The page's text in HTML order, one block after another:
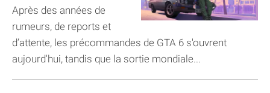
Après des années de
rumeurs, de reports et
d’attente, les précommandes de GTA 6 s'ouvrent
aujourd'hui, tandis que la sortie mondiale...